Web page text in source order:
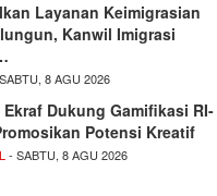
Layanan Keimigrasian
Kanwil Imigrasi
8 AGU 2026
Ekraf Dukung Gamifikasi RI-
Potensi Kreatif
- SABTU, 8 AGU 2026